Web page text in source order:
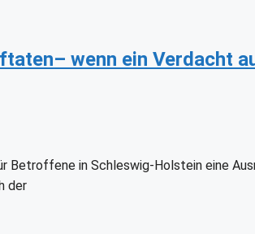
wenn ein Verdacht
in Schleswig-Holstein eine
der